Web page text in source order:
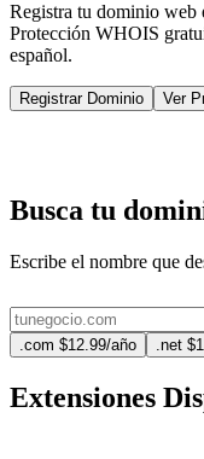
Registra tu dominio web
Protección WHOIS
español.
Registrar Dominio Ver
Busca tu
Escribe el nombre que
.com $12.99/año .net
Extensiones